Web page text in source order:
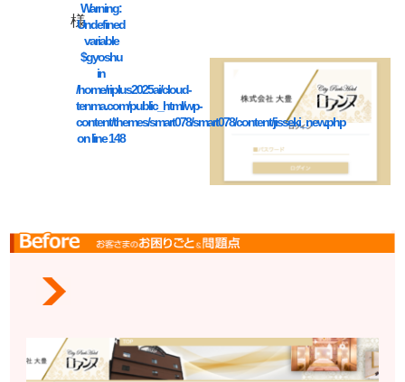
Warning:
Undefined
variable
$gyoshu
in
/home/riplus2025ai/cloud-
tenma.com/public_html/wp-
content/themes/smart078/smart078/content/jisseki_new.php
on line148
様